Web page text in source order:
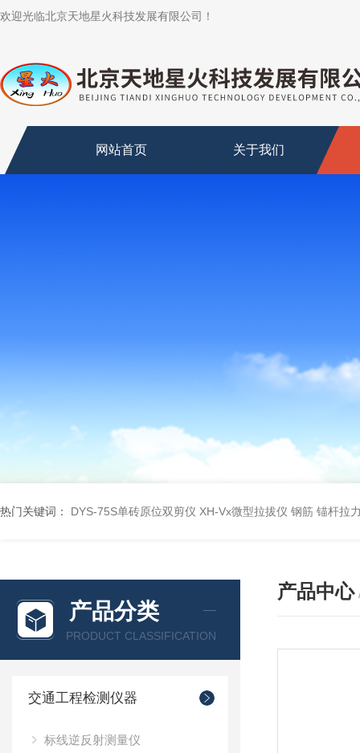
欢迎光临北京天地星火科技发展有限公司！
网站首页 关于我们
热门关键词： DYS-75S单砖原位双剪仪 XH-Vx微型拉拔仪 钢筋 锚杆拉
产品分类
PRODUCT CLASSIFICATION
交通工程检测仪器
标线逆反射测量仪
产品中心